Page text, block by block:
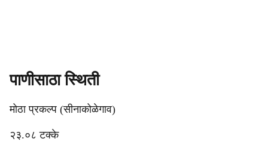
पाणीसाठा स्थिती
मोठा प्रकल्प (सीनाकोळेगाव)
२३.०८ टक्के